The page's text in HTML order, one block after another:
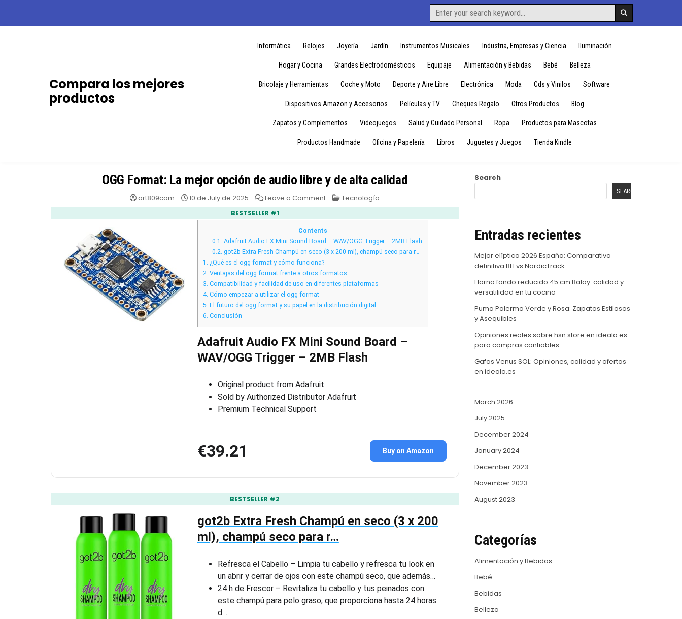
content
Search
for:
Compara los mejores
productos
Informática Relojes Joyería Jardín Instrumentos Musicales Industria, Empresas y Ciencia Iluminación
Hogar y Cocina Grandes Electrodomésticos Equipaje Alimentación y Bebidas Bebé Belleza
Bricolaje y Herramientas Coche y Moto Deporte y Aire Libre Electrónica Moda Cds y Vinilos Software
Dispositivos Amazon y Accesorios Películas y TV Cheques Regalo Otros Productos Blog
Zapatos y Complementos Videojuegos Salud y Cuidado Personal Ropa Productos para Mascotas
Productos Handmade Oficina y Papelería Libros Juguetes y Juegos Tienda Kindle
OGG Format: La mejor opción de audio libre y de alta calidad
art809com 10 de July de 2025 Leave a Commenton
OGG
Format:
La
mejor
opción
de
audio
libre
y
alta
calidad
Posted
Tecnología
BESTSELLER #1
Contents
0.1. Adafruit Audio FX Mini Sound Board – WAV/OGG Trigger – 2MB Flash
0.2. got2b Extra Fresh Champú en seco (3 x 200 ml), champú seco para r…
1. ¿Qué es el ogg format y cómo funciona?
2. Ventajas del ogg format frente a otros formatos
3. Compatibilidad y facilidad de uso en diferentes plataformas
4. Cómo empezar a utilizar el ogg format
5. El futuro del ogg format y su papel en la distribución digital
6. Conclusión
Adafruit Audio FX Mini Sound Board –
WAV/OGG Trigger – 2MB Flash
Original product from Adafruit
Sold by Authorized Distributor Adafruit
Premium Technical Support
€39.21 Buy on Amazon
BESTSELLER #2
got2b Extra Fresh Champú en seco (3 x 200
ml), champú seco para r…
Refresca el Cabello – Limpia tu cabello y refresca tu look en
un abrir y cerrar de ojos con este champú seco, que además…
24 h de Frescor – Revitaliza tu cabello y tus peinados con
este champú para pelo graso, que proporciona hasta 24 horas
d…
Search
SEARCH
Entradas recientes
Mejor elíptica 2026 España: Comparativa
definitiva BH vs NordicTrack
Horno fondo reducido 45 cm Balay: calidad y
versatilidad en tu cocina
Puma Palermo Verde y Rosa: Zapatos Estilosos
y Asequibles
Opiniones reales sobre hsn store en idealo.es
para compras confiables
Gafas Venus SOL: Opiniones, calidad y ofertas
en idealo.es
March 2026
July 2025
December 2024
January 2024
December 2023
November 2023
August 2023
Categorías
Alimentación y Bebidas
Bebé
Bebidas
Belleza